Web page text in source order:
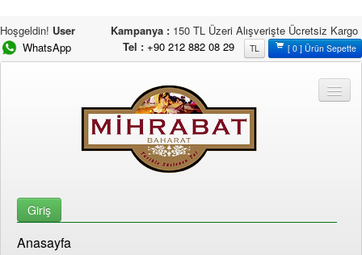
Hoşgeldin! User Kampanya : 150 TL Üzeri Alışverişte Ücretsiz Kargo
Tel : +90 212 882 08 29 TL [ 0 ] Ürün Sepette
WhatsApp
Giriş
Anasayfa